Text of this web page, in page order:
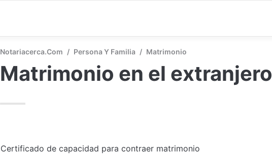
Notariacerca.com / Persona Y Familia / Matrimonio
Matrimonio en el extranjero
Certificado de capacidad para contraer matrimonio